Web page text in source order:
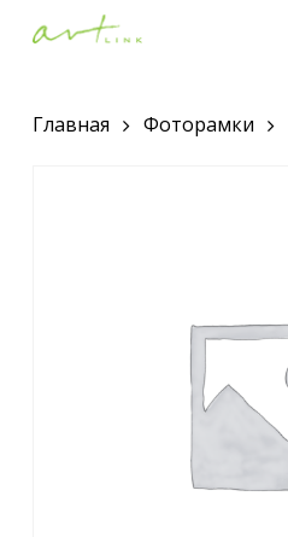
contentГлавная Фоторамки